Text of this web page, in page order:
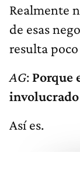
Realmente
de esas
resulta
AG: Porque
involucrado
Así es.